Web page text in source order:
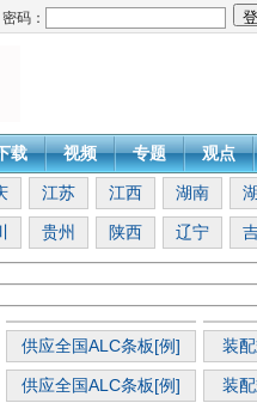
密码：
载 视频 专题 观点
江苏 江西 湖南
贵州 陕西 辽宁
供应全国ALC条板[例] 装
供应全国ALC条板[例] 装